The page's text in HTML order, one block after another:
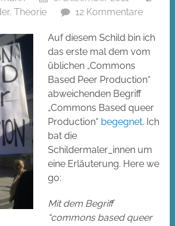
,Theorie 12 Kommentare
Auf diesem Schild bin ich
das erste mal dem vom
üblichen „Commons
Based Peer Production“
abweichenden Begriff
„Commons Based queer
Production“ begegnet. Ich
bat die
Schildermaler_innen um
eine Erläuterung. Here we
go:
Mit dem Begriff
“commons based queer